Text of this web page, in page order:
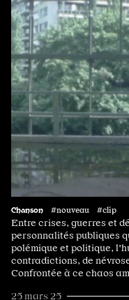
Chanson #nouveau #clip
Entre crises, guerres et
personnalités publiques
polémique et politique,
contradictions, de
Confrontée à ce chaos
25 mars 25